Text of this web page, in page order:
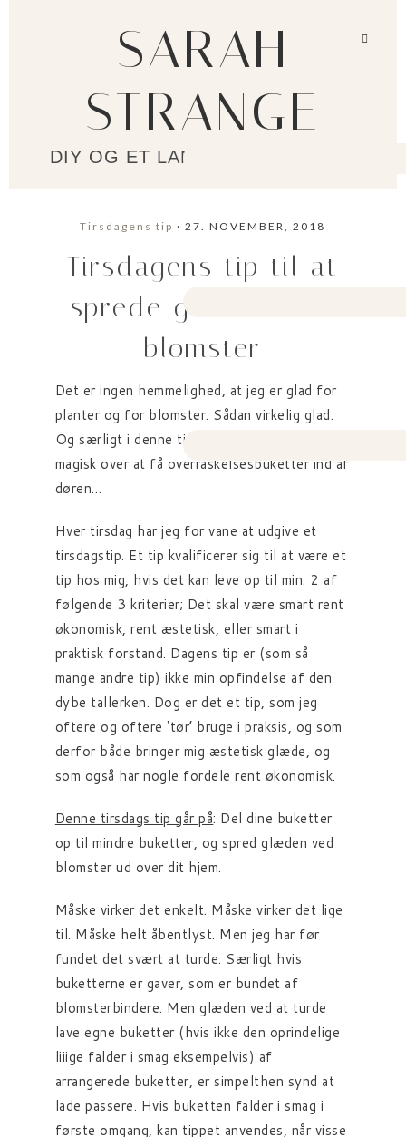
SARAH
STRANGE
DIY OG ET LANGSOMMERE LIV?
Tirsdagens tip · 27. NOVEMBER, 2018
Tirsdagens tip til at
sprede glæden ved
blomster
Det er ingen hemmelighed, at jeg er glad for
planter og for blomster. Sådan virkelig glad.
Og særligt i denne tid, er der nærmest noget
magisk over at få overraskelsesbuketter ind af
døren…
Hver tirsdag har jeg for vane at udgive et
tirsdagstip. Et tip kvalificerer sig til at være et
tip hos mig, hvis det kan leve op til min. 2 af
følgende 3 kriterier; Det skal være smart rent
økonomisk, rent æstetisk, eller smart i
praktisk forstand. Dagens tip er (som så
mange andre tip) ikke min opfindelse af den
dybe tallerken. Dog er det et tip, som jeg
oftere og oftere ‘tør’ bruge i praksis, og som
derfor både bringer mig æstetisk glæde, og
som også har nogle fordele rent økonomisk.
Denne tirsdags tip går på: Del dine buketter
op til mindre buketter, og spred glæden ved
blomster ud over dit hjem.
Måske virker det enkelt. Måske virker det lige
til. Måske helt åbentlyst. Men jeg har før
fundet det svært at turde. Særligt hvis
buketterne er gaver, som er bundet af
blomsterbindere. Men glæden ved at turde
lave egne buketter (hvis ikke den oprindelige
liiige falder i smag eksempelvis) af
arrangerede buketter, er simpelthen synd at
lade passere. Hvis buketten falder i smag i
første omgang, kan tippet anvendes, når visse